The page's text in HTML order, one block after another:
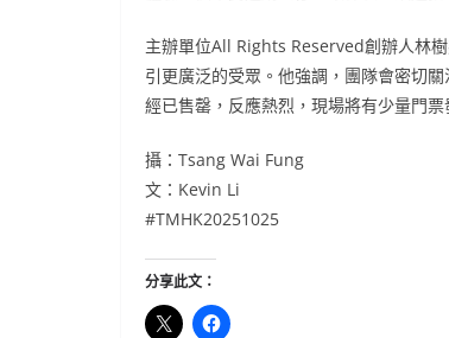
主辦單位All Rights Reserved創辦人林
引更廣泛的受眾。他強調，團隊會密切
經已售罄，反應熱烈，現場將有少量門票
攝：Tsang Wai Fung
文：Kevin Li
#TMHK20251025
分享此文：